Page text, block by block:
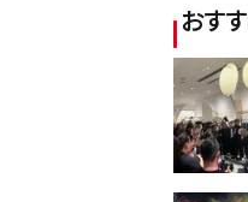
おす